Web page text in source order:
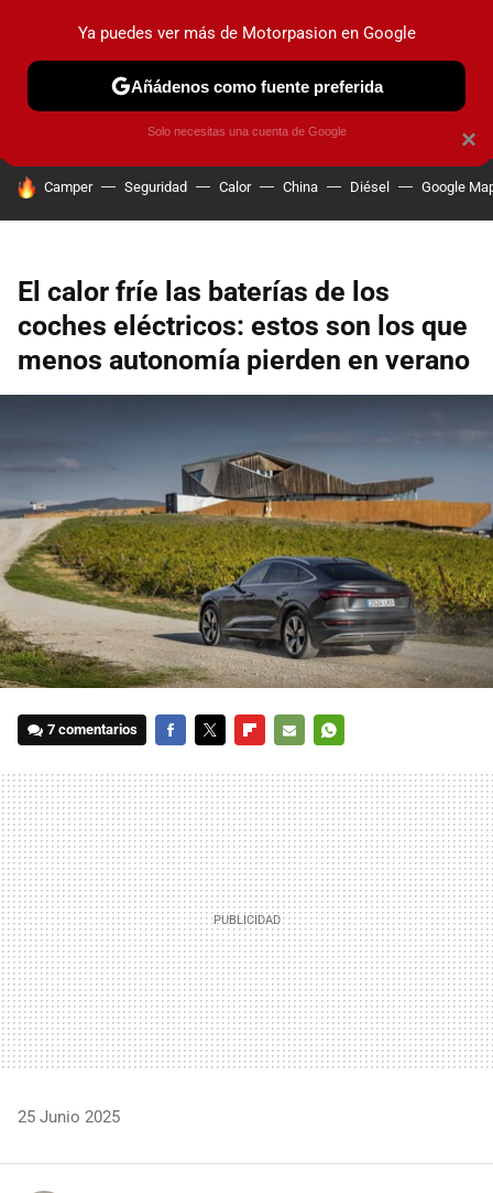
PRUEBAS COCHES ELÉCTRICOS OBSERVATORIO
HOY SE HABLA DE
Camper Seguridad Calor China Diésel Google
El calor fríe las baterías de los
coches eléctricos: estos son los que
menos autonomía pierden en verano
7 comentarios
MAIL
25 Junio 2025
×
Ya puedes ver más de Motorpasion en Google
Añádenos como fuente preferida
Solo necesitas una cuenta de Google